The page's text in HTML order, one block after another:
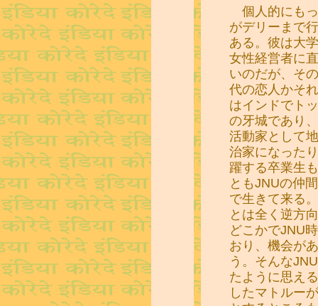
個人的にも
がデリーまで
ある。彼は大
女性経営者に
いのだが、そ
代の恋人かそ
はインドでト
の牙城であり
活動家として
治家になった
躍する卒業生
ともJNUの仲
で生きて来る
とは全く逆方
どこかでJNU
おり、機会が
う。そんな
たように思え
したマトルー